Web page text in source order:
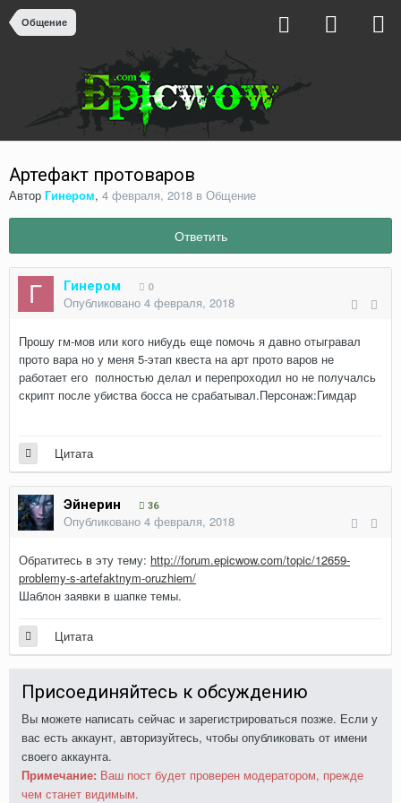
Общение
Артефакт протоваров
Автор Гинером, 4 февраля, 2018 в Общение
Ответить
Гинером 0
Опубликовано 4 февраля, 2018
Прошу гм-мов или кого нибудь еще помочь я давно отыгравал
прото вара но у меня 5-этап квеста на арт прото варов не
работает его полностью делал и перепроходил но не получалсь
скрипт после убиства босса не срабатывал.Персонаж:Гимдар
Цитата
Эйнерин 36
Опубликовано 4 февраля, 2018
Обратитесь в эту тему: http://forum.epicwow.com/topic/12659-
problemy-s-artefaktnym-oruzhiem/
Шаблон заявки в шапке темы.
Цитата
Присоединяйтесь к обсуждению
Вы можете написать сейчас и зарегистрироваться позже. Если у
вас есть аккаунт, авторизуйтесь, чтобы опубликовать от имени
своего аккаунта.
Примечание: Ваш пост будет проверен модератором, прежде
чем станет видимым.